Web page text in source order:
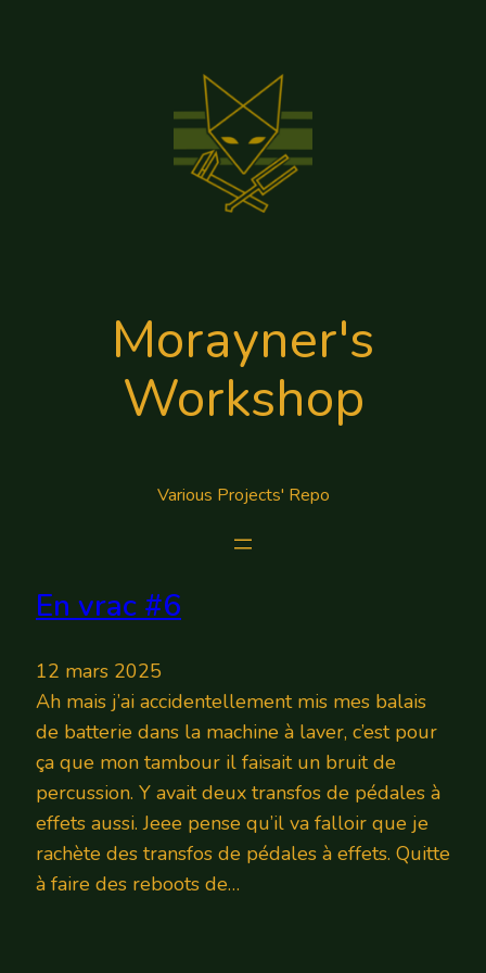
Morayner's
Workshop
Various Projects' Repo
En vrac #6
12 mars 2025
Ah mais j’ai accidentellement mis mes balais
de batterie dans la machine à laver, c’est pour
ça que mon tambour il faisait un bruit de
percussion. Y avait deux transfos de pédales à
effets aussi. Jeee pense qu’il va falloir que je
rachète des transfos de pédales à effets. Quitte
à faire des reboots de…